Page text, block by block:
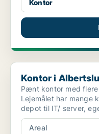
Kontor
Kontor i Albertslund
Kontor i
Pænt kontor med
Lejemålet har mange
Areal